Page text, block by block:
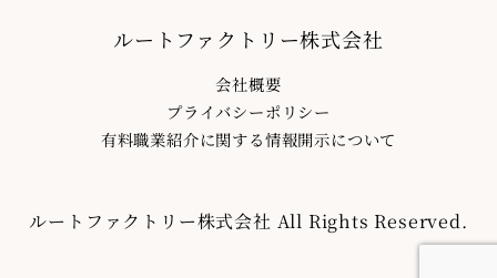
ルートファクトリー株式会社
会社概要
プライバシーポリシー
有料職業紹介に関する情報開示について
ルートファクトリー株式会社 All Rights Reserved.